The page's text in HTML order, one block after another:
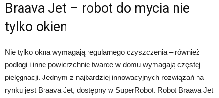
Braava Jet – robot do mycia nie
tylko okien
Nie tylko okna wymagają regularnego czyszczenia – również
podłogi i inne powierzchnie twarde w domu wymagają częstej
pielęgnacji. Jednym z najbardziej innowacyjnych rozwiązań na
rynku jest Braava Jet, dostępny w SuperRobot. Robot Braava Jet